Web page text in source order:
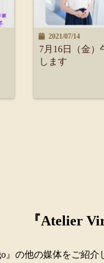
2021/07/14
7月16日（金
します
『Atelier
』の他の媒体をご紹介